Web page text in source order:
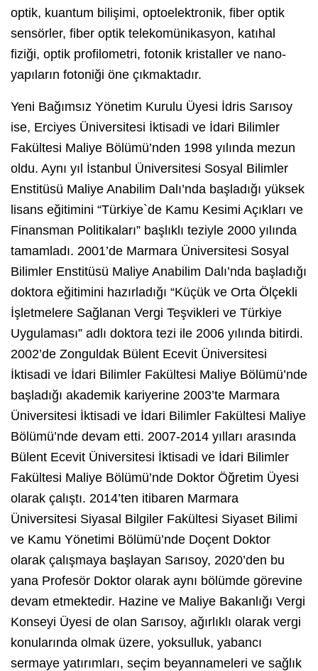
optik, kuantum bilişimi, optoelektronik, fiber optik
sensörler, fiber optik telekomünikasyon, katıhal
fiziği, optik profilometri, fotonik kristaller ve nano-
yapıların fotoniği öne çıkmaktadır.
Yeni Bağımsız Yönetim Kurulu Üyesi İdris Sarısoy
ise, Erciyes Üniversitesi İktisadi ve İdari Bilimler
Fakültesi Maliye Bölümü’nden 1998 yılında mezun
oldu. Aynı yıl İstanbul Üniversitesi Sosyal Bilimler
Enstitüsü Maliye Anabilim Dalı’nda başladığı yüksek
lisans eğitimini “Türkiye`de Kamu Kesimi Açıkları ve
Finansman Politikaları” başlıklı teziyle 2000 yılında
tamamladı. 2001’de Marmara Üniversitesi Sosyal
Bilimler Enstitüsü Maliye Anabilim Dalı’nda başladığı
doktora eğitimini hazırladığı “Küçük ve Orta Ölçekli
İşletmelere Sağlanan Vergi Teşvikleri ve Türkiye
Uygulaması” adlı doktora tezi ile 2006 yılında bitirdi.
2002’de Zonguldak Bülent Ecevit Üniversitesi
İktisadi ve İdari Bilimler Fakültesi Maliye Bölümü’nde
başladığı akademik kariyerine 2003’te Marmara
Üniversitesi İktisadi ve İdari Bilimler Fakültesi Maliye
Bölümü’nde devam etti. 2007-2014 yılları arasında
Bülent Ecevit Üniversitesi İktisadi ve İdari Bilimler
Fakültesi Maliye Bölümü’nde Doktor Öğretim Üyesi
olarak çalıştı. 2014’ten itibaren Marmara
Üniversitesi Siyasal Bilgiler Fakültesi Siyaset Bilimi
ve Kamu Yönetimi Bölümü’nde Doçent Doktor
olarak çalışmaya başlayan Sarısoy, 2020’den bu
yana Profesör Doktor olarak aynı bölümde görevine
devam etmektedir. Hazine ve Maliye Bakanlığı Vergi
Konseyi Üyesi de olan Sarısoy, ağırlıklı olarak vergi
konularında olmak üzere, yoksulluk, yabancı
sermaye yatırımları, seçim beyannameleri ve sağlık